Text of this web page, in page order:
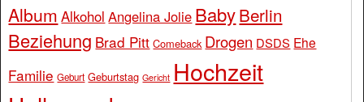
Album Alkohol Angelina Jolie BabyBerlin
Beziehung Brad Pitt Comeback Drogen DSDS Ehe
Familie Geburt Geburtstag Gericht Hochzeit